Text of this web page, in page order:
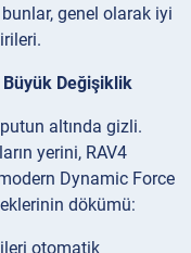
genel olarak iyi
Değişiklik
altında gizli.
yerini, RAV4
Dynamic Force
dökümü:
otomatik